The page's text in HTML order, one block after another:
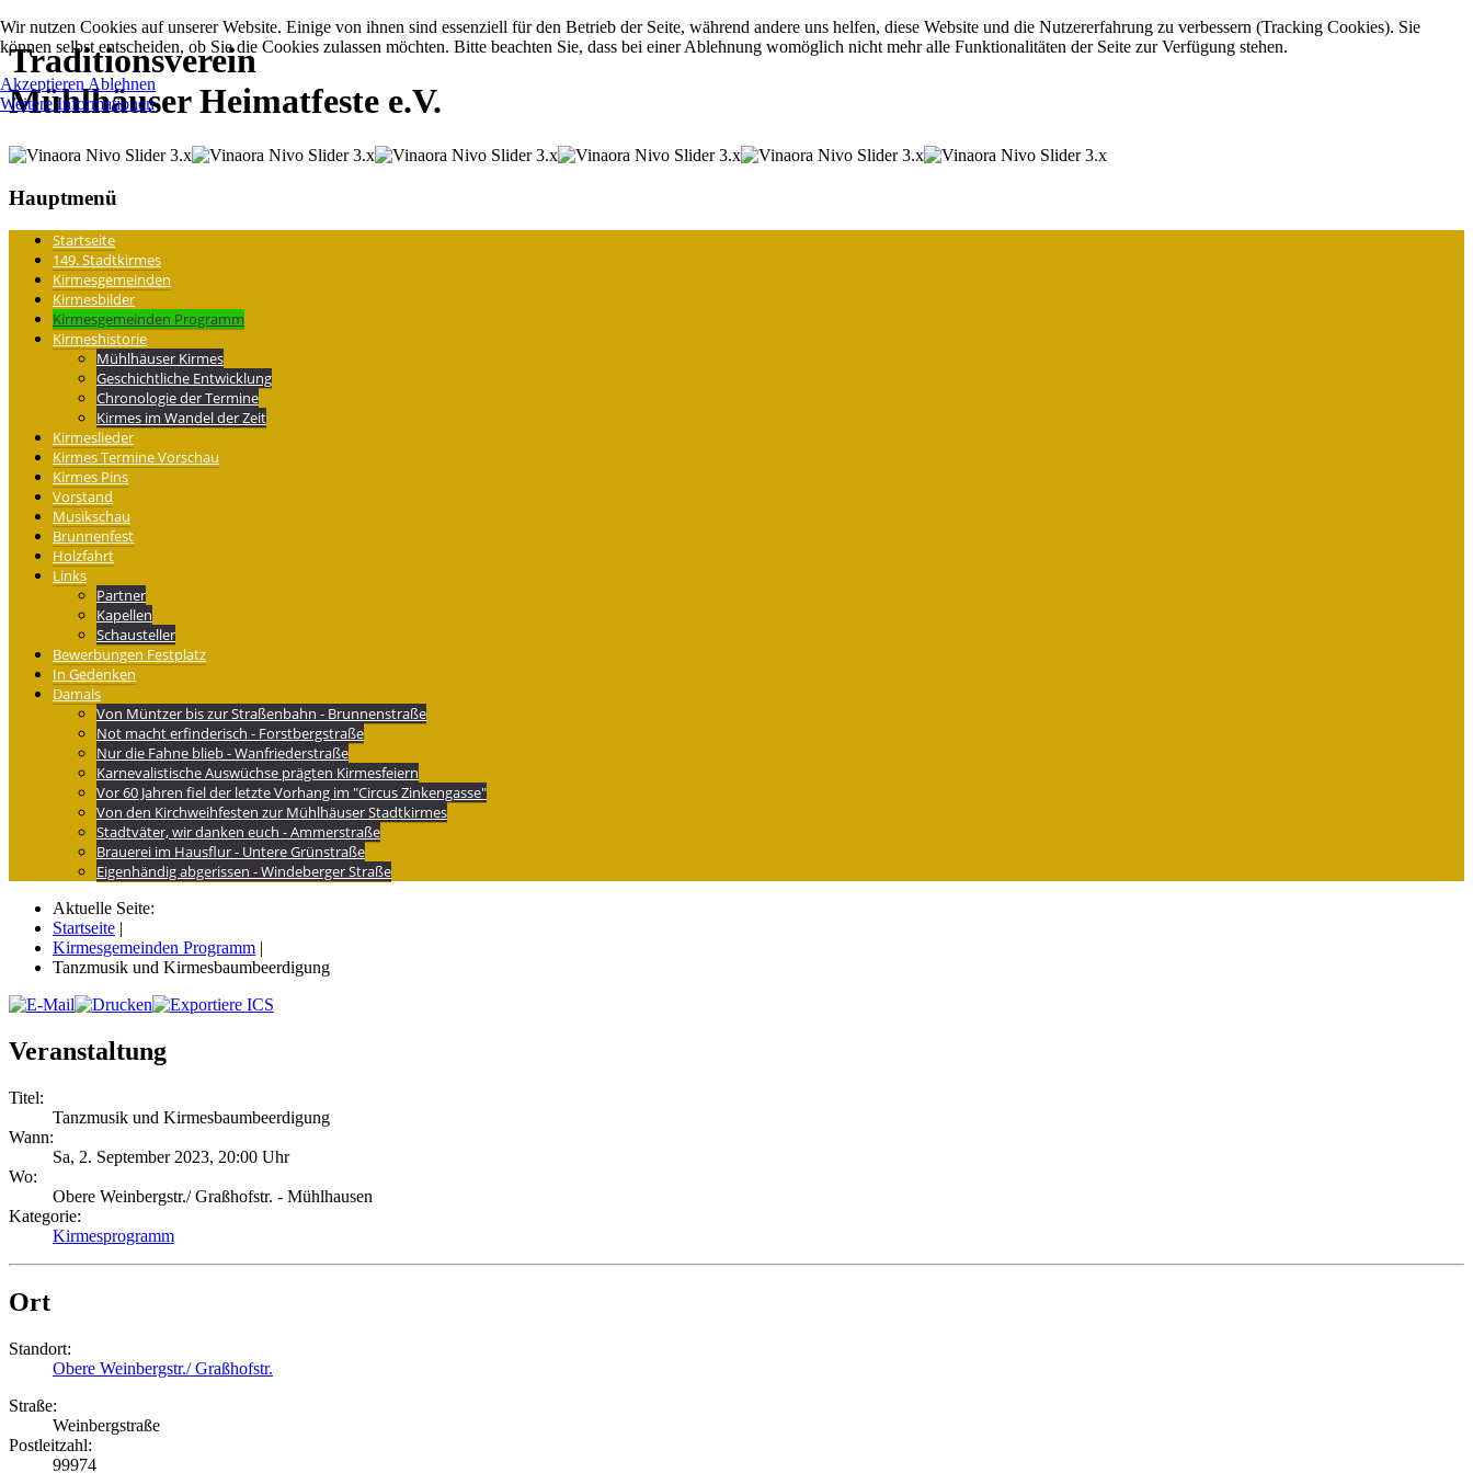
Traditions­verein
Mühlhäuser Heimatfeste e.V.
Hauptmenü
Startseite
149. Stadtkirmes
Kirmesgemeinden
Kirmesbilder
Kirmesgemeinden Programm
Kirmeshistorie
Mühlhäuser Kirmes
Geschichtliche Entwicklung
Chronologie der Termine
Kirmes im Wandel der Zeit
Kirmeslieder
Kirmes Termine Vorschau
Kirmes Pins
Vorstand
Musikschau
Brunnenfest
Holzfahrt
Links
Partner
Kapellen
Schausteller
Bewerbungen Festplatz
In Gedenken
Damals
Von Müntzer bis zur Straßenbahn - Brunnenstraße
Not macht erfinderisch - Forstbergstraße
Nur die Fahne blieb - Wanfriederstraße
Karnevalistische Auswüchse prägten Kirmesfeiern
Vor 60 Jahren fiel der letzte Vorhang im "Circus Zinkengasse"
Von den Kirchweihfesten zur Mühlhäuser Stadtkirmes
Stadtväter, wir danken euch - Ammerstraße
Brauerei im Hausflur - Untere Grünstraße
Eigenhändig abgerissen - Windeberger Straße
Aktuelle Seite:
Startseite |
Kirmesgemeinden Programm |
Tanzmusik und Kirmesbaumbeerdigung
Veranstaltung
Titel:
Tanzmusik und Kirmesbaumbeerdigung
Wann:
Sa, 2. September 2023, 20:00 Uhr
Wo:
Obere Weinbergstr./ Graßhofstr. - Mühlhausen
Kategorie:
Kirmesprogramm
Ort
Standort:
Obere Weinbergstr./ Graßhofstr.
Straße:
Weinbergstraße
Postleitzahl:
99974
Wir nutzen Cookies auf unserer Website. Einige von ihnen sind essenziell für den Betrieb der Seite, während andere uns helfen, diese Website und die Nutzererfahrung zu verbessern (Tracking Cookies). Sie
können selbst entscheiden, ob Sie die Cookies zulassen möchten. Bitte beachten Sie, dass bei einer Ablehnung womöglich nicht mehr alle Funktionalitäten der Seite zur Verfügung stehen.
Akzeptieren Ablehnen
Weitere Informationen